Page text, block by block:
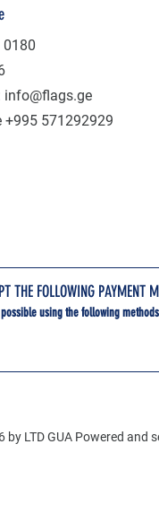
info@flags.ge
+995 571292929
THE FOLLOWING PAYMENT
possible using the following
LTD GUA Powered and